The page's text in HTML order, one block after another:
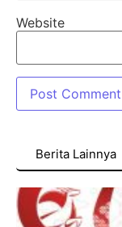
Website
Berita Lainnya